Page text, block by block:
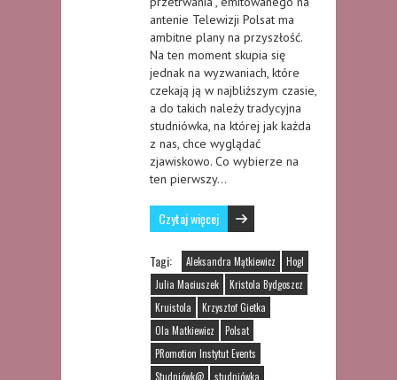
antenie Telewizji Polsat ma
ambitne plany na przyszłość.
Na ten moment skupia się
jednak na wyzwaniach, które
czekają ją w najbliższym czasie,
a do takich należy tradycyjna
studniówka, na której jak każda
z nas, chce wyglądać
zjawiskowo. Co wybierze na
ten pierwszy…
Czytaj więcej
Tagi: Aleksandra Mątkiewicz
Hogl
Julia Maciuszek
Kristola Bydgoszcz
Kruistola
Krzysztof Gietka
Ola Matkiewicz
Polsat
PRomotion Instytut Events
Studniówk@
studniówka